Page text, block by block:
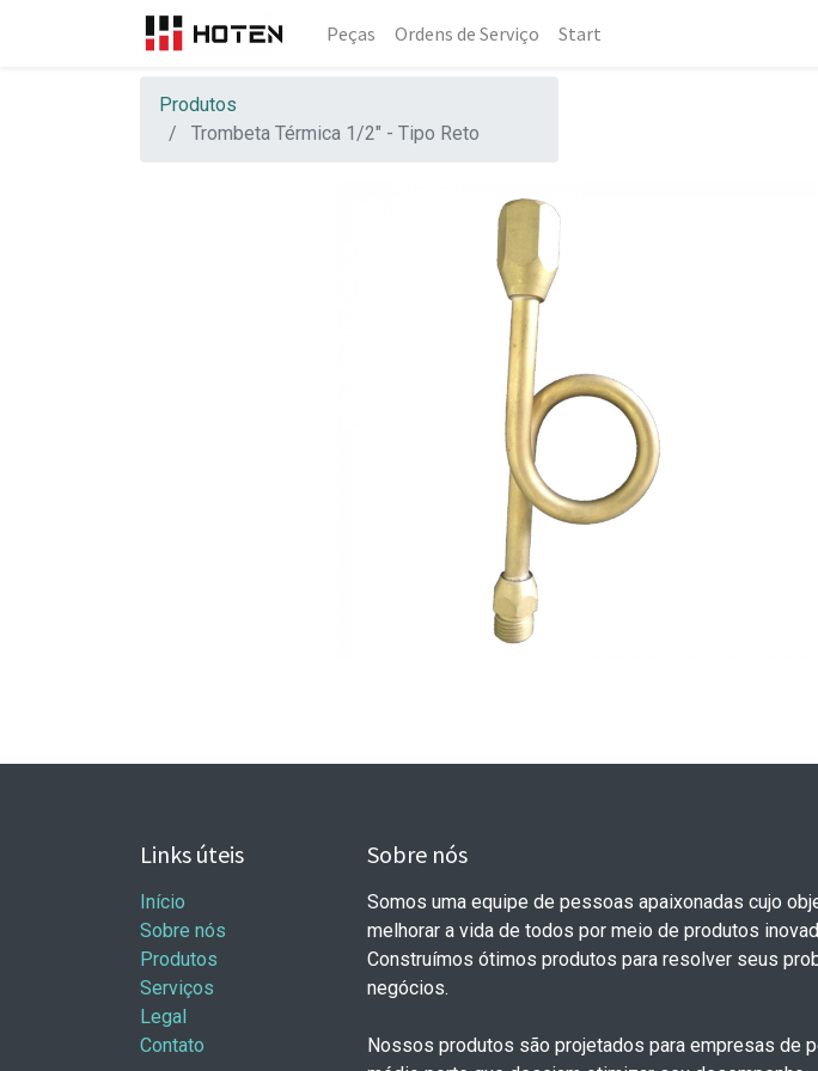
Peças Ordens de Serviço Start
Produtos
Trombeta Térmica 1/2" - Tipo Reto
Links úteis
Início
Sobre nós
Produtos
Serviços
Legal
Contato
Sobre nós
Somos uma equipe de pessoas apaixonadas cujo
melhorar a vida de todos por meio de produtos
Construímos ótimos produtos para resolver seus
negócios.
Nossos produtos são projetados para empresas de